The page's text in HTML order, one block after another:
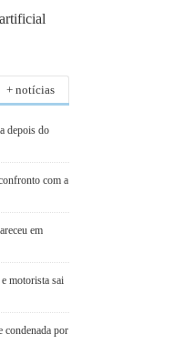
+ notícias
depois do
com a
em
motorista sai
condenada por